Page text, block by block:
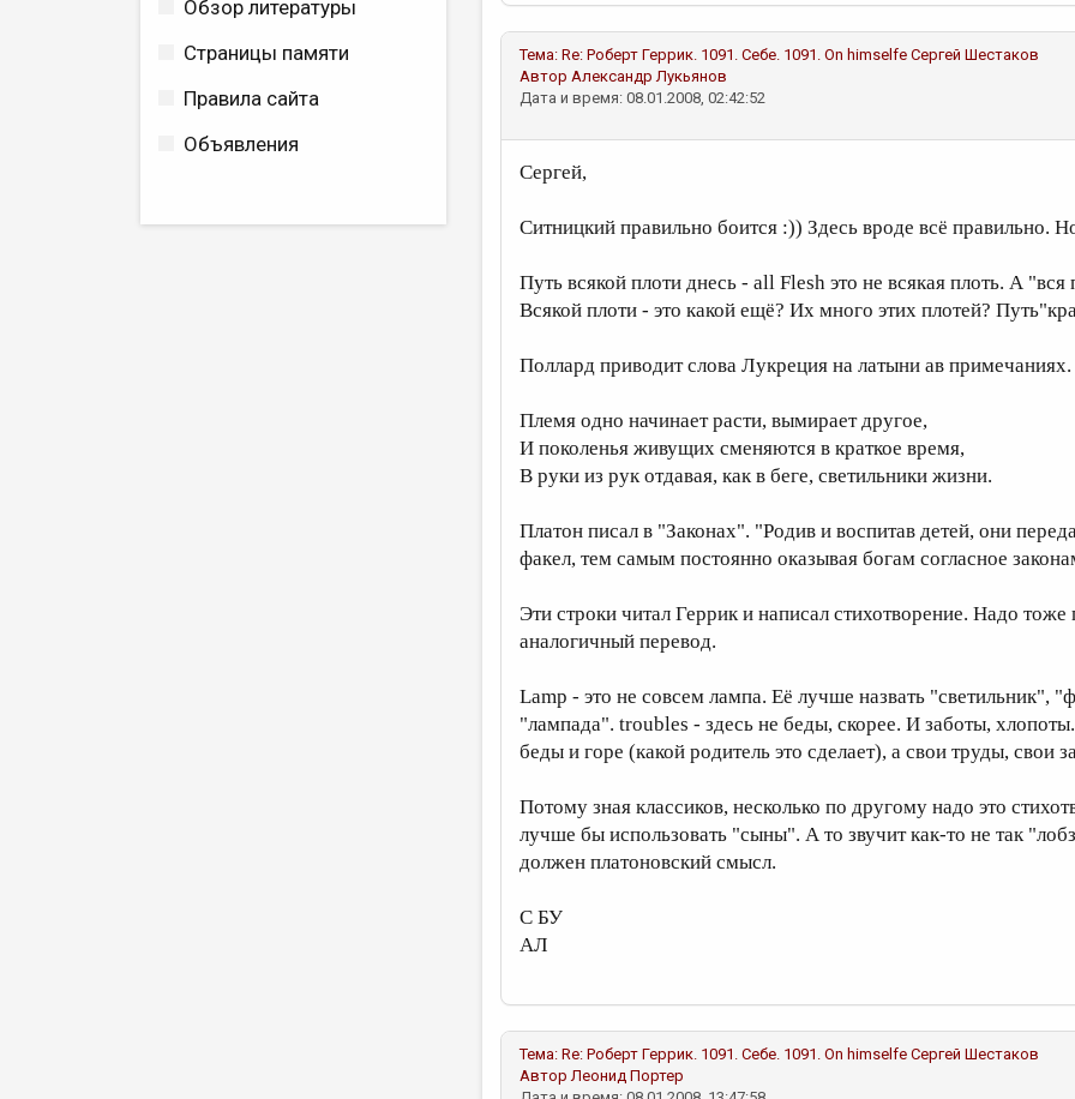
Обзор литературы
Страницы памяти
Правила сайта
Объявления
Тема: Re: Роберт Геррик. 1091. Себе. 1091. On himselfe Сергей Шестаков
Автор Александр Лукьянов
Дата и время: 08.01.2008, 02:42:52
Сергей,
Ситницкий правильно боится :)) Здесь вроде всё правильно.
Путь всякой плоти днесь - all Flesh это не всякая плоть. А
Всякой плоти - это какой ещё? Их много этих плотей?
Поллард приводит слова Лукреция на латыни ав
Племя одно начинает расти, вымирает другое,
И поколенья живущих сменяются в краткое время,
В руки из рук отдавая, как в беге, светильники жизни.
Платон писал в "Законах". "Родив и воспитав детей, они
факел, тем самым постоянно оказывая богам согласное
Эти строки читал Геррик и написал стихотворение. Надо тоже
аналогичный перевод.
Lamp - это не совсем лампа. Её лучше назвать "светильник",
"лампада". troubles - здесь не беды, скорее. И заботы,
беды и горе (какой родитель это сделает), а свои труды, свои
Потому зная классиков, несколько по другому надо это
лучше бы использовать "сыны". А то звучит как-то не так
должен платоновский смысл.
С БУ
АЛ
Тема: Re: Роберт Геррик. 1091. Себе. 1091. On himselfe Сергей Шестаков
АвторЛеонид Портер